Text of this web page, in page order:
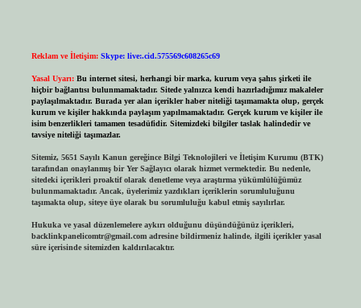
Reklam ve İletişim: Skype: live:.cid.575569c608265c69
Yasal Uyarı: Bu internet sitesi, herhangi bir marka, kurum veya şahıs şirketi ile
hiçbir bağlantısı bulunmamaktadır. Sitede yalnızca kendi hazırladığımız makaleler
paylaşılmaktadır. Burada yer alan içerikler haber niteliği taşımamakta olup, gerçek
kurum ve kişiler hakkında paylaşım yapılmamaktadır. Gerçek kurum ve kişiler ile
isim benzerlikleri tamamen tesadüfidir. Sitemizdeki bilgiler taslak halindedir ve
tavsiye niteliği taşımazlar.
Sitemiz, 5651 Sayılı Kanun gereğince Bilgi Teknolojileri ve İletişim Kurumu (BTK)
tarafından onaylanmış bir Yer Sağlayıcı olarak hizmet vermektedir. Bu nedenle,
sitedeki içerikleri proaktif olarak denetleme veya araştırma yükümlülüğümüz
bulunmamaktadır. Ancak, üyelerimiz yazdıkları içeriklerin sorumluluğunu
taşımakta olup, siteye üye olarak bu sorumluluğu kabul etmiş sayılırlar.
Hukuka ve yasal düzenlemelere aykırı olduğunu düşündüğünüz içerikleri,
backlinkpanelicomtr@gmail.comadresine bildirmeniz halinde, ilgili içerikler yasal
süre içerisinde sitemizden kaldırılacaktır.